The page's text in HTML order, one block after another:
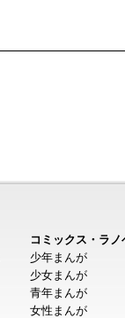
コミックス・ラノ
少年まんが
少女まんが
青年まんが
女性まんが